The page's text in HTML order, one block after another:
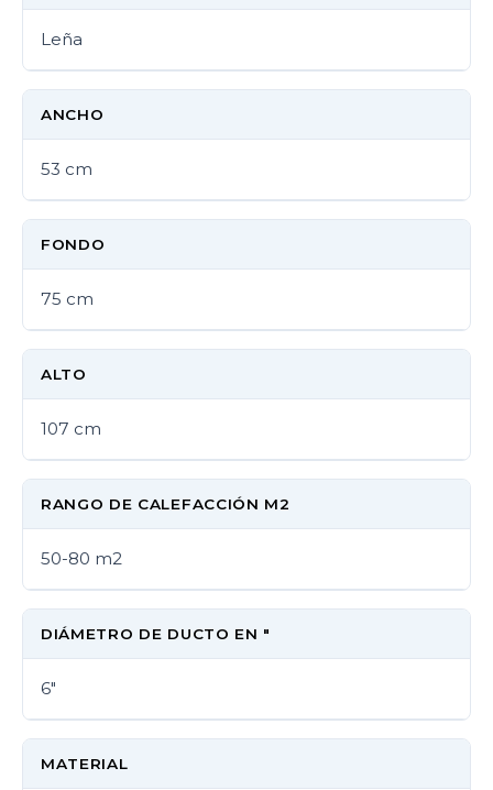
Leña
ANCHO
53 cm
FONDO
75 cm
ALTO
107 cm
RANGO DE CALEFACCIÓN M2
50-80 m2
DIÁMETRO DE DUCTO EN "
6"
MATERIAL